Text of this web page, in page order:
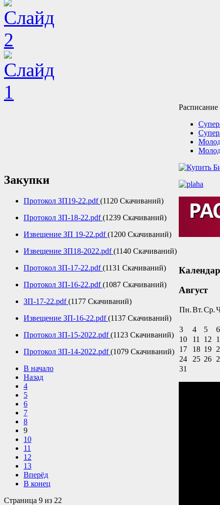
Закупки
Протокол ЗП19-22.pdf(1120 Скачиваний)
Протокол ЗП-18-22.pdf(1239 Скачиваний)
Извещение ЗП 19-22.pdf(1200 Скачиваний)
Извещение ЗП18-2022.pdf(1140 Скачиваний)
Протокол ЗП-17-22.pdf(1131 Скачиваний)
Протокол ЗП-16-22.pdf(1087 Скачиваний)
ЗП-17-22.pdf(1177 Скачиваний)
Извещение ЗП-16-22.pdf(1137 Скачиваний)
Протокол ЗП-15-2022.pdf(1123 Скачиваний)
Протокол ЗП-14-2022.pdf(1079 Скачиваний)
В начало
Назад
4
5
6
7
8
9
10
11
12
13
Вперёд
В конец
Страница 9 из 22
Расписание
Август
Пн.Вт.Ср.
3 4 5
6
10
11 12
17
18 19
24
25 26
31